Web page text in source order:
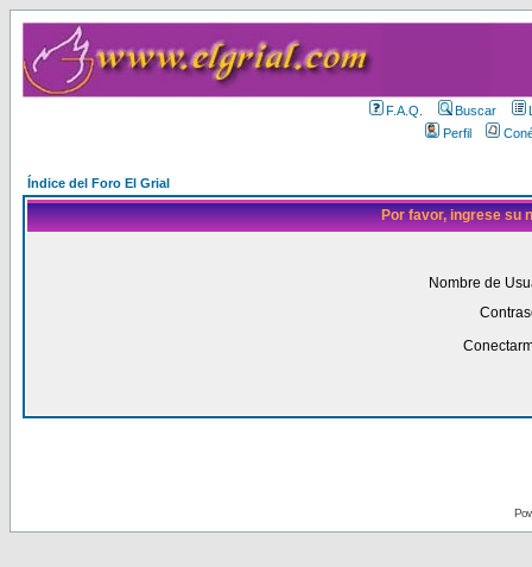
F.A.Q. Buscar
Perfil
Índice del Foro El Grial
Por favor, ingrese su
Nombre de